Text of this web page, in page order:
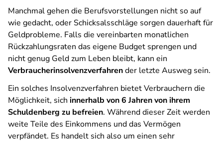
Manchmal gehen die Berufsvorstellungen nicht so auf
wie gedacht, oder Schicksalsschläge sorgen dauerhaft für
Geldprobleme. Falls die vereinbarten monatlichen
Rückzahlungsraten das eigene Budget sprengen und
nicht genug Geld zum Leben bleibt, kann ein
Verbraucherinsolvenzverfahrender letzte Ausweg sein.
Ein solches Insolvenzverfahren bietet Verbrauchern die
Möglichkeit, sich innerhalb von 6 Jahren von ihrem
Schuldenberg zu befreien. Während dieser Zeit werden
weite Teile des Einkommens und das Vermögen
verpfändet. Es handelt sich also um einen sehr